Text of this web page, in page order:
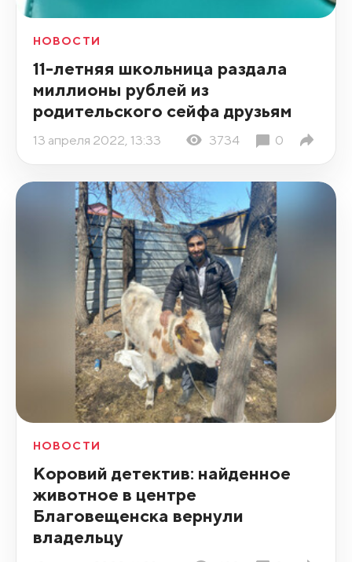
НОВОСТИ
11-летняя школьница раздала
миллионы рублей из
родительского сейфа друзьям
13 апреля 2022, 13:33 3734 0
НОВОСТИ
Коровий детектив: найденное
животное в центре
Благовещенска вернули
владельцу